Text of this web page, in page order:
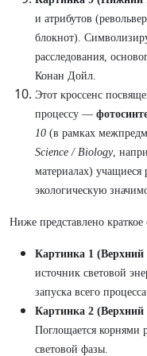
и атрибутов
блокнот).
расследования,
Конан Дойл.
Этот кроссенс
процессу —
10 (в рамках
Science / Biology,
материалах) учащиеся
экологическую
Ниже представлено
Картинка 1 (Верхний
источник световой
запуска всего
Картинка 2 (Верхний
Поглощается корнями
световой фазы.